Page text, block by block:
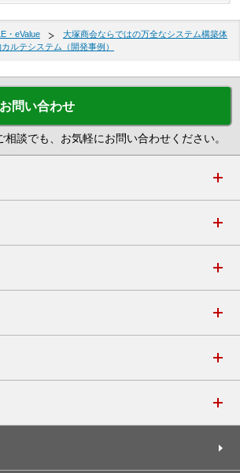
・eValue
大塚商会ならではの万全なシステム構築体
ルテシステム（開発事例）
問い合わせ
談でも、お気軽にお問い合わせください。